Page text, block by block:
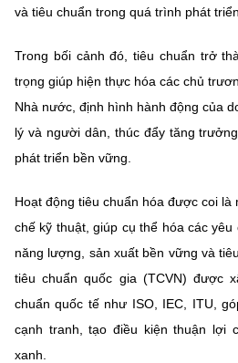
©2026 Bản quyền thuộc Bộ Khoa Học
website này)
và tiêu chuẩn trong quá trình phát
Trong bối cảnh đó, tiêu chuẩn trở
trọng giúp hiện thực hóa các chủ
Nhà nước, định hình hành động của
lý và người dân, thúc đẩy tăng
phát triển bền vững.
Hoạt động tiêu chuẩn hóa được coi
chế kỹ thuật, giúp cụ thể hóa các yêu
năng lượng, sản xuất bền vững và
tiêu chuẩn quốc gia (TCVN) được
chuẩn quốc tế như ISO, IEC, ITU,
cạnh tranh, tạo điều kiện thuận lợi
xanh.